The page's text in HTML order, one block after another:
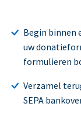
Begin binnen
uw
formulieren
Verzamel
SEPA